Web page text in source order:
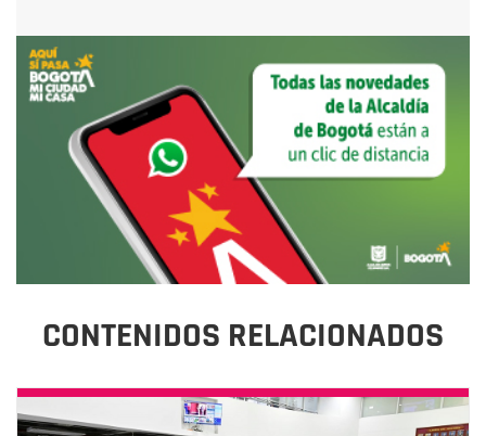
CONTENIDOS RELACIONADOS